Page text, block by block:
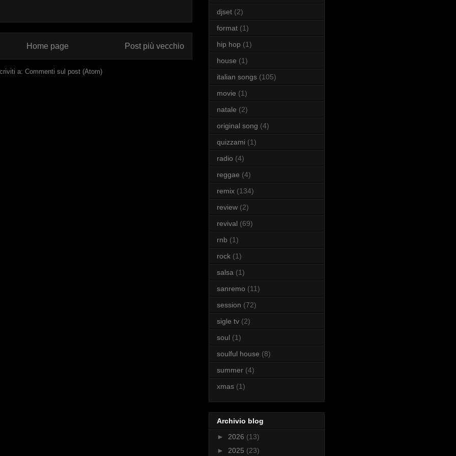
Post più vecchio
Home page
a: Commenti sul post (Atom)
djset (2)
format (1)
hip hop (1)
house (1)
italian songs (105)
movie (1)
natale (2)
original song (4)
quizzami (1)
radio (4)
reggae (4)
remix (134)
review (2)
revival (69)
rnb (1)
rock (1)
salsa (1)
sanremo (11)
session (72)
sigle tv (2)
soul (1)
soulful house (8)
summer (4)
xmas (1)
Archivio blog
► 2026 (13)
► 2025 (23)